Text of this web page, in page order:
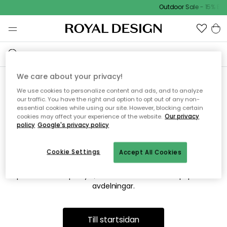
Outdoor Sale - 15%
Vi hittar tyvärr inte sidan du
söker
Detta kan bero på att sidan inte längre finns eller att den har
flyttats. Vi ber om ursäkt för besväret. I menyn ovan kan du
prova att söka på nytt, eller besöka en av våra populära
avdelningar.
Till startsidan
We care about your privacy!
We use cookies to personalize content and ads, and to analyze
our traffic. You have the right and option to opt out of any non-
essential cookies while using our site. However, blocking certain
cookies may affect your experience of the website. Our privacy
policy Google's privacy policy
Accept All Cookies
Cookie Settings